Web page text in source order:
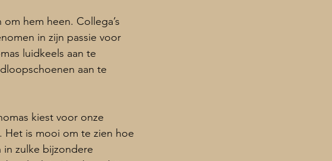
hem heen. Collega’s
in zijn passie voor
luidkeels aan te
aan te
kiest voor onze
is mooi om te zien hoe
zulke bijzondere